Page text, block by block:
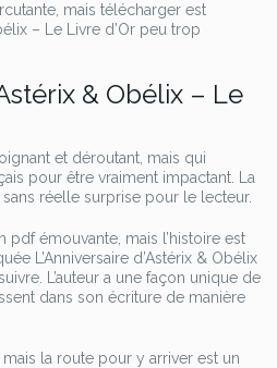
mais télécharger est
– Le Livre d’Or peu trop
& Obélix – Le
et déroutant, mais qui
pour être vraiment impactant. La
réelle surprise pour le lecteur.
pdf émouvante, mais l’histoire est
L’Anniversaire d’Astérix & Obélix
L’auteur a une façon unique de
dans son écriture de manière
mais la route pour y arriver est un